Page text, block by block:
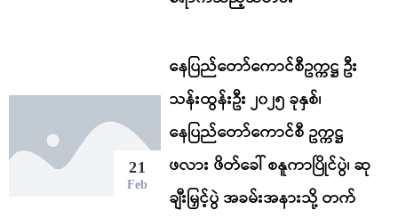
21
Feb
နေပြည်တော်ကောင်စီဥက္ကဋ္ဌ ဦး
သန်းထွန်းဦး ၂၀၂၅ ခုနှစ်၊
နေပြည်တော်ကောင်စီ ဥက္ကဋ္ဌ
ဖလား ဖိတ်ခေါ် စနူကာပြိုင်ပွဲ၊ ဆု
ချီးမြှင့်ပွဲ အခမ်းအနားသို့ တက်